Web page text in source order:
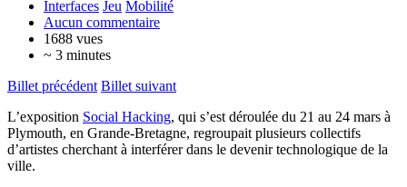
Interfaces Jeu Mobilité
Aucun commentaire
1688 vues
~ 3 minutes
Billet précédent Billet suivant
L’exposition Social Hacking, qui s’est déroulée du 21 au 24 mars à
Plymouth, en Grande-Bretagne, regroupait plusieurs collectifs
d’artistes cherchant à interférer dans le devenir technologique de la
ville.